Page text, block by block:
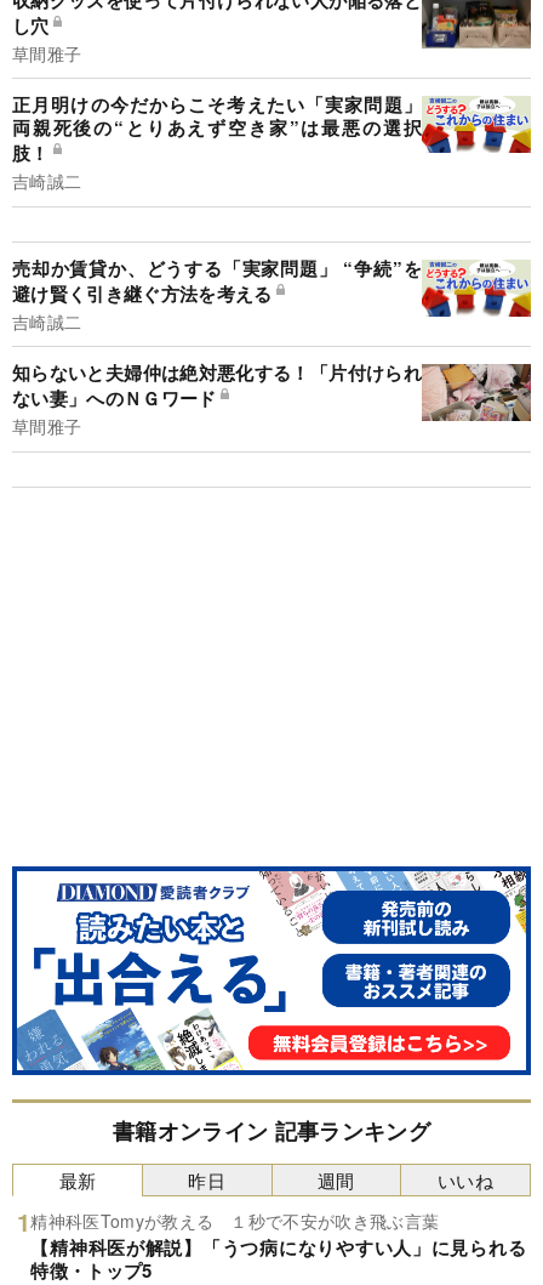
し穴
草間雅子
正月明けの今だからこそ考えたい「実家問題」
両親死後の“とりあえず空き家”は最悪の選択
肢！
吉崎誠二
売却か賃貸か、どうする「実家問題」 “争続”を
避け賢く引き継ぐ方法を考える
吉崎誠二
知らないと夫婦仲は絶対悪化する！「片付けられ
ない妻」へのＮＧワード
草間雅子
書籍オンライン 記事ランキング
最新
精神科医Tomyが教える １秒で不安が吹き飛ぶ言葉
【精神科医が解説】「うつ病になりやすい人」に見られる
特徴・トップ5
昨日 週間 いいね